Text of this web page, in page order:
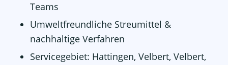
Teams
Umweltfreundliche Streumittel &
nachhaltige Verfahren
Servicegebiet: Hattingen, Velbert, Velbert,